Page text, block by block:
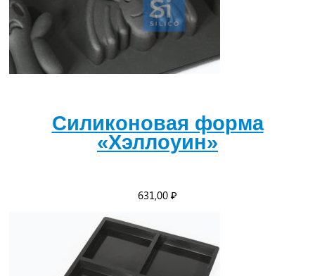
Силиконовая форма
«Хэллоуин»
631,00 ₽